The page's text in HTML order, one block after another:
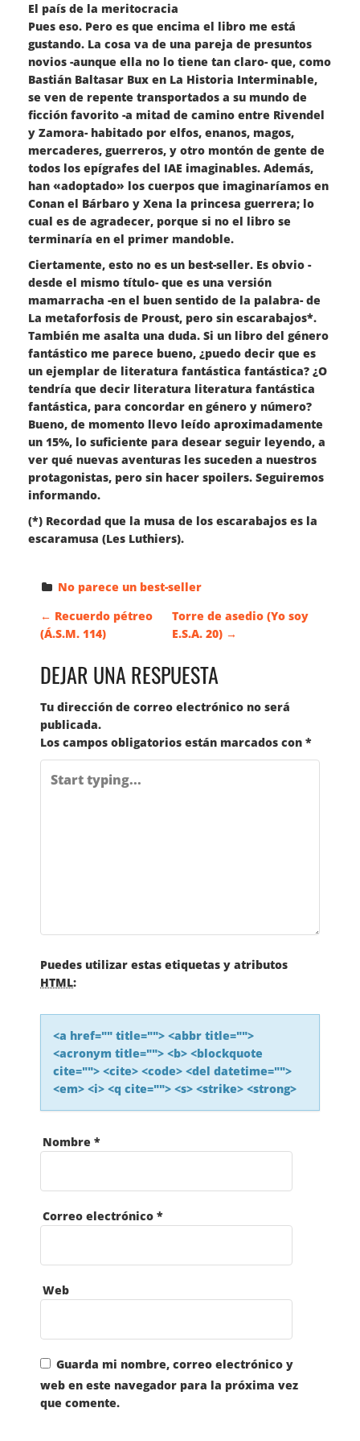
El país de la meritocracia
Pues eso. Pero es que encima el libro me está
gustando. La cosa va de una pareja de presuntos
novios -aunque ella no lo tiene tan claro- que, como
Bastián Baltasar Bux en La Historia Interminable,
se ven de repente transportados a su mundo de
ficción favorito -a mitad de camino entre Rivendel
y Zamora- habitado por elfos, enanos, magos,
mercaderes, guerreros, y otro montón de gente de
todos los epígrafes del IAE imaginables. Además,
han «adoptado» los cuerpos que imaginaríamos en
Conan el Bárbaro y Xena la princesa guerrera; lo
cual es de agradecer, porque si no el libro se
terminaría en el primer mandoble.
Ciertamente, esto no es un best-seller. Es obvio -
desde el mismo título- que es una versión
mamarracha -en el buen sentido de la palabra- de
La metaforfosis de Proust, pero sin escarabajos*.
También me asalta una duda. Si un libro del género
fantástico me parece bueno, ¿puedo decir que es
un ejemplar de literatura fantástica fantástica? ¿O
tendría que decir literatura literatura fantástica
fantástica, para concordar en género y número?
Bueno, de momento llevo leído aproximadamente
un 15%, lo suficiente para desear seguir leyendo, a
ver qué nuevas aventuras les suceden a nuestros
protagonistas, pero sin hacer spoilers. Seguiremos
informando.
(*) Recordad que la musa de los escarabajos es la
escaramusa (Les Luthiers).
No parece un best-seller
N
A
V
E
G
Ó
N
D
A
E
T
A
D
← Recuerdo pétreo
(Á.S.M. 114)
Torre de asedio (Yo soy
E.S.A. 20) →
DEJAR UNA RESPUESTA
Tu dirección de correo electrónico no será
publicada.
Los campos obligatorios están marcados con *
Puedes utilizar estas etiquetas y atributos
HTML:
<a href="" title=""> <abbr title="">
<acronym title=""> <b> <blockquote
cite=""> <cite> <code> <del datetime="">
<em> <i> <q cite=""> <s> <strike> <strong>
Nombre *
Correo electrónico *
Web
Guarda mi nombre, correo electrónico y
web en este navegador para la próxima vez
que comente.